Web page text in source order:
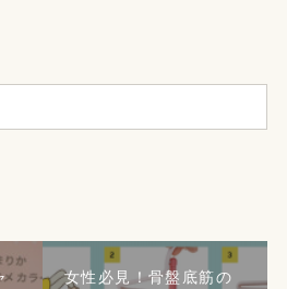
女性必見！骨盤底筋の